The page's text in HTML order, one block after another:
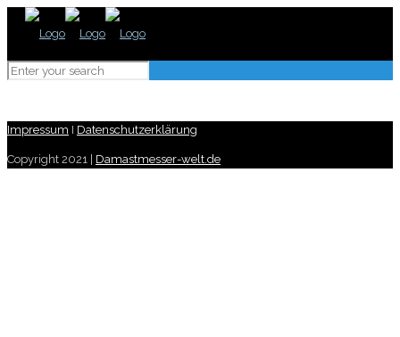
Impressum I Datenschutzerklärung
Copyright 2021 | Damastmesser-welt.de